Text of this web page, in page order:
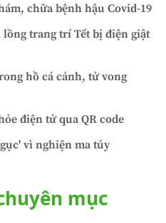
chữa bệnh hậu Covid-19
trang trí Tết bị điện giật
hồ cá cảnh, tử vong
điện tử qua QR code
vì nghiện ma túy
mục